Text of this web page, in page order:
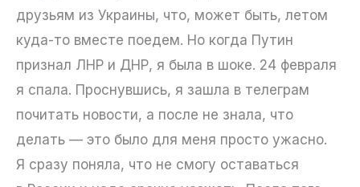
друзьям из Украины, что, может быть, летом
куда-то вместе поедем. Но когда Путин
признал ЛНР и ДНР, я была в шоке. 24 февраля
я спала. Проснувшись, я зашла в телеграм
почитать новости, а после не знала, что
делать — это было для меня просто ужасно.
Я сразу поняла, что не смогу оставаться